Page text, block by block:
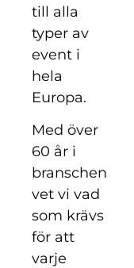
till alla
typer av
event i
hela
Europa.
Med över
60 år i
branschen
vet vi vad
som krävs
för att
varje